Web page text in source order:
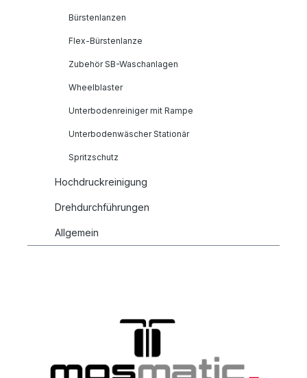
Bürstenlanzen
Flex-Bürstenlanze
Zubehör SB-Waschanlagen
Wheelblaster
Unterbodenreiniger mit Rampe
Unterbodenwäscher Stationär
Spritzschutz
Hochdruckreinigung
Drehdurchführungen
Allgemein